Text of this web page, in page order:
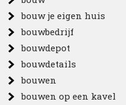
bouw je eigen huis
bouwbedrijf
bouwdepot
bouwdetails
bouwen
bouwen op een kavel